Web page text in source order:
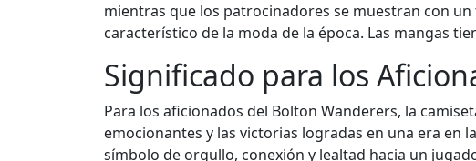
mientras que los patrocinadores se muestran con
característico de la moda de la época. Las mangas
Significado para los
Para los aficionados del Bolton Wanderers, la
emocionantes y las victorias logradas en una era en
símbolo de orgullo, conexión y lealtad hacia un